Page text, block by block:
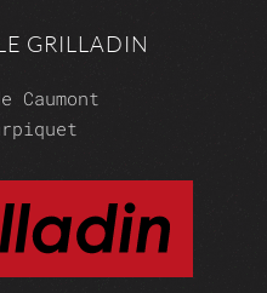
GRILLADIN
Caumont